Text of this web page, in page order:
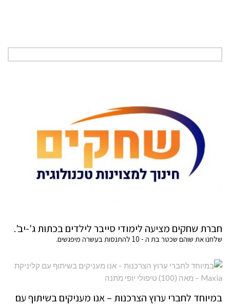
חברת שחקים מציעה לימודי סייבר לילדים בכתות ג'-יב'.
שלחנו את שוהם שכטר בת ה - 10 להתנסות בעשרה מיפגשים.
במיוחד לחברי ערוץ הצרכנות – אנו מעניקים בשיתוף עם